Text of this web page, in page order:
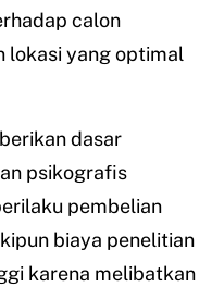
calon
lokasi yang optimal
dasar
psikografis
pembelian
biaya penelitian
karena melibatkan